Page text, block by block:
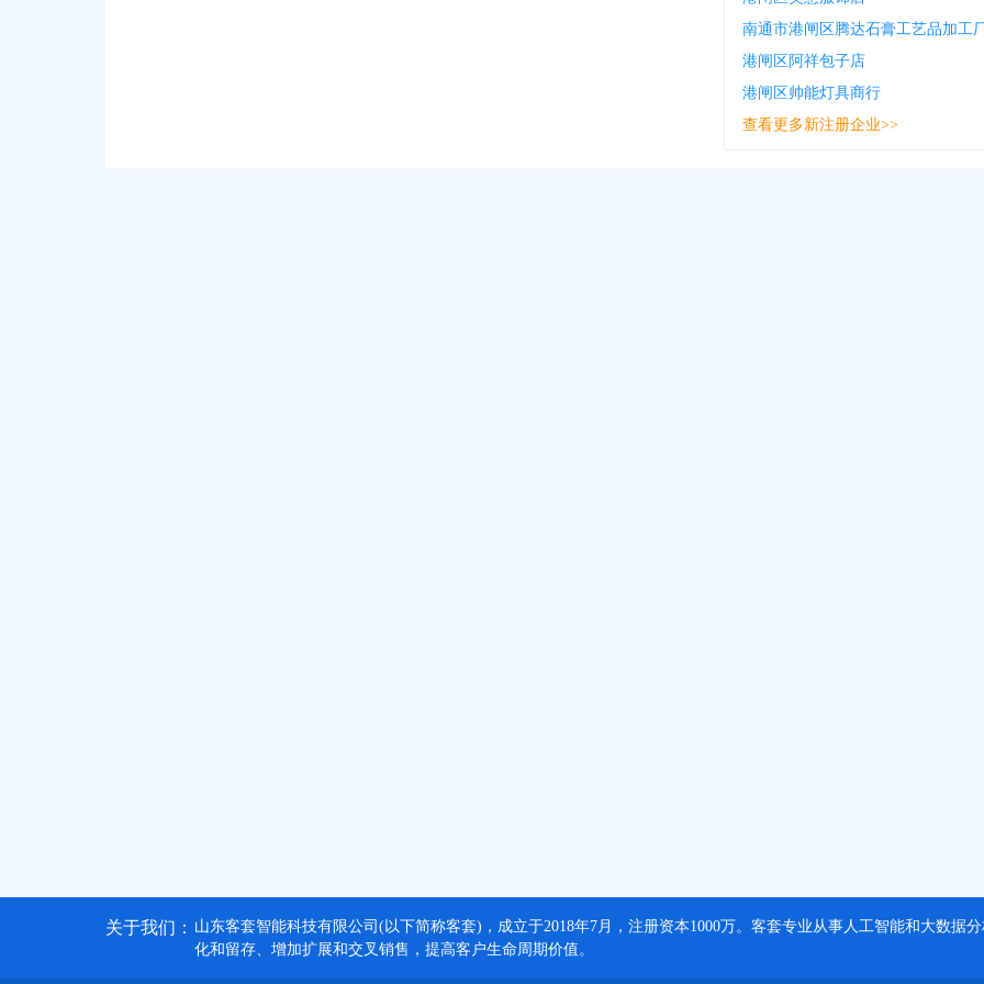
南通市港闸区腾达石膏工艺品加工
港闸区阿祥包子店
港闸区帅能灯具商行
查看更多新注册企业>>
关于我们： 山东客套智能科技有限公司(以下简称客套)，成立于2018年7月，注册资本1000万。客套专业从事人工智能和大数据
化和留存、增加扩展和交叉销售，提高客户生命周期价值。